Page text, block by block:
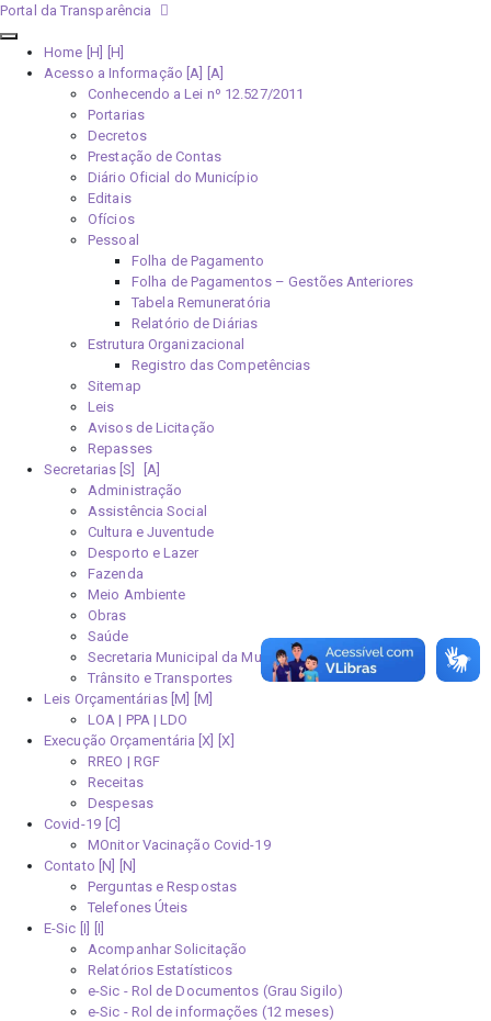
Portal da Transparência
Home [H]
Acesso a Informação [A]
Conhecendo a Lei nº 12.527/2011
Portarias
Decretos
Prestação de Contas
Diário Oficial do Município
Editais
Ofícios
Pessoal
Folha de Pagamento
Folha de Pagamentos – Gestões Anteriores
Tabela Remuneratória
Relatório de Diárias
Estrutura Organizacional
Registro das Competências
Sitemap
Leis
Avisos de Licitação
Repasses
Secretarias [S]
Administração
Assistência Social
Cultura e Juventude
Desporto e Lazer
Fazenda
Meio Ambiente
Obras
Saúde
Secretaria Municipal da Mulher
Trânsito e Transportes
Leis Orçamentárias [M]
LOA | PPA | LDO
Execução Orçamentária [X]
RREO | RGF
Receitas
Despesas
Covid-19
MOnitor Vacinação Covid-19
Contato [N]
Perguntas e Respostas
Telefones Úteis
E-Sic [I]
Acompanhar Solicitação
Relatórios Estatísticos
e-Sic - Rol de Documentos (Grau Sigilo)
e-Sic - Rol de informações (12 meses)